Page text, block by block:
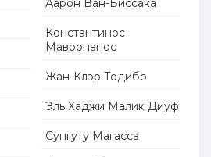
Аарон Ван-Биссака
Константинос
Мавропанос
Жан-Клэр Тодибо
Эль Хаджи Малик Диуф
Сунгуту Магасса